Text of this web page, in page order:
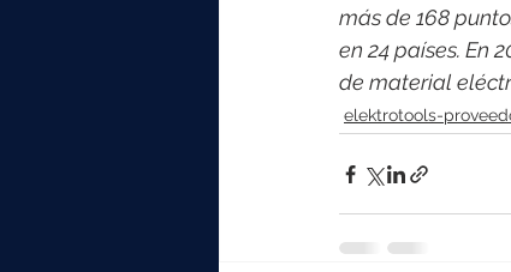
más de 168
en 24 países. En
de material
elektrotools-